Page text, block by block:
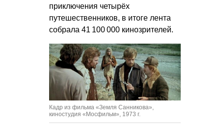
приключения четырёх
путешественников, в итоге лента
собрала 41 100 000 кинозрителей.
Кадр из фильма «Земля Санникова»,
киностудия «Мосфильм», 1973 г.